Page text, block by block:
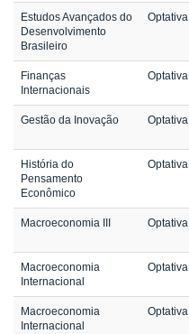
Estudos Avançados do
Desenvolvimento
Brasileiro
Optativa
Finanças
Internacionais
Optativa
Gestão da Inovação Optativa
História do
Pensamento
Econômico
Optativa
Macroeconomia III Optativa
Macroeconomia
Internacional
Optativa
Macroeconomia
Internacional
Optativa